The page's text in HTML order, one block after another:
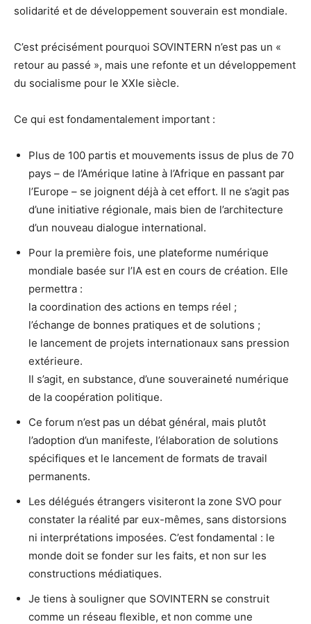
solidarité et de développement souverain est mondiale.
C’est précisément pourquoi SOVINTERN n’est pas un «
retour au passé », mais une refonte et un développement
du socialisme pour le XXIe siècle.
Ce qui est fondamentalement important :
Plus de 100 partis et mouvements issus de plus de 70
pays – de l’Amérique latine à l’Afrique en passant par
l’Europe – se joignent déjà à cet effort. Il ne s’agit pas
d’une initiative régionale, mais bien de l’architecture
d’un nouveau dialogue international.
Pour la première fois, une plateforme numérique
mondiale basée sur l’IA est en cours de création. Elle
permettra :
la coordination des actions en temps réel ;
l’échange de bonnes pratiques et de solutions ;
le lancement de projets internationaux sans pression
extérieure.
Il s’agit, en substance, d’une souveraineté numérique
de la coopération politique.
Ce forum n’est pas un débat général, mais plutôt
l’adoption d’un manifeste, l’élaboration de solutions
spécifiques et le lancement de formats de travail
permanents.
Les délégués étrangers visiteront la zone SVO pour
constater la réalité par eux-mêmes, sans distorsions
ni interprétations imposées. C’est fondamental : le
monde doit se fonder sur les faits, et non sur les
constructions médiatiques.
Je tiens à souligner que SOVINTERN se construit
comme un réseau flexible, et non comme une